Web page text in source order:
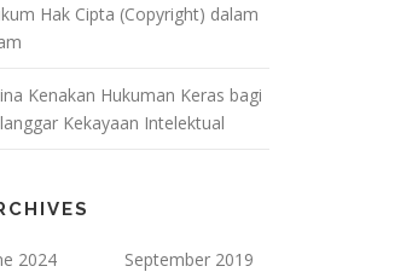
Hak Cipta (Copyright) dalam
Kenakan Hukuman Keras bagi
Kekayaan Intelektual
2024
September 2019